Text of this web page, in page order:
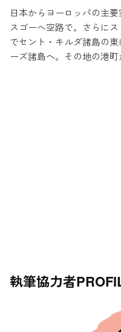
日本からヨーロッパの主
スゴーへ空路で。さらに
でセント・キルダ諸島の
ーズ諸島へ。その地の港
執筆協力者